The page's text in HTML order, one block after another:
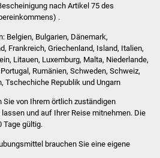
Kindergärten
Kolping-Musikschule
Volkshochschule
Soziale Einrichtungen
nach Artikel 75 des
.
Belgien, Bulgarien, Dänemark,
Frankreich, Griechenland, Island, Italien,
Litauen, Luxemburg, Malta, Niederlande,
Rumänien, Schweden, Schweiz,
Tschechiche Republik und Ungarn
von Ihrem örtlich zuständigen
und auf Ihrer Reise mitnehmen. Die
Tage gültig.
brauchen Sie eine eigene